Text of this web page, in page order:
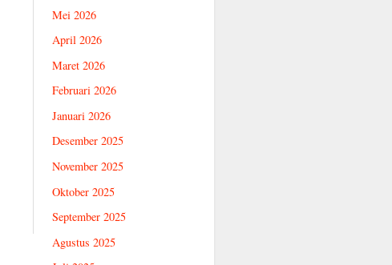
Mei 2026
April 2026
Maret 2026
Februari 2026
Januari 2026
Desember 2025
November 2025
Oktober 2025
September 2025
Agustus 2025